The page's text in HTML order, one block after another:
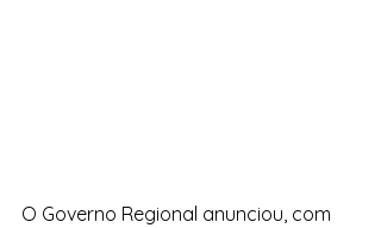
O Governo Regional anunciou, com